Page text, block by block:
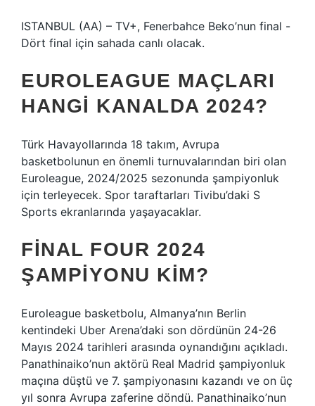
ISTANBUL (AA) – TV+, Fenerbahce Beko’nun final -
Dört final için sahada canlı olacak.
EUROLEAGUE MAÇLARI
HANGI KANALDA 2024?
Türk Havayollarında 18 takım, Avrupa
basketbolunun en önemli turnuvalarından biri olan
Euroleague, 2024/2025 sezonunda şampiyonluk
için terleyecek. Spor taraftarları Tivibu’daki S
Sports ekranlarında yaşayacaklar.
FINAL FOUR 2024
ŞAMPIYONU KIM?
Euroleague basketbolu, Almanya’nın Berlin
kentindeki Uber Arena’daki son dördünün 24-26
Mayıs 2024 tarihleri ​​arasında oynandığını açıkladı.
Panathinaiko’nun aktörü Real Madrid şampiyonluk
maçına düştü ve 7. şampiyonasını kazandı ve on üç
yıl sonra Avrupa zaferine döndü. Panathinaiko’nun